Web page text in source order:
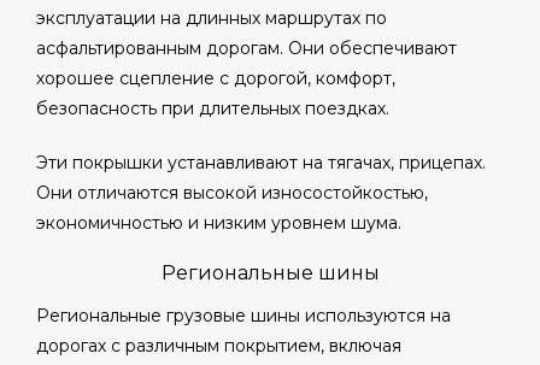
эксплуатации на длинных маршрутах по
асфальтированным дорогам. Они обеспечивают
хорошее сцепление с дорогой, комфорт,
безопасность при длительных поездках.
Эти покрышки устанавливают на тягачах, прицепах.
Они отличаются высокой износостойкостью,
экономичностью и низким уровнем шума.
Региональные шины
Региональные грузовые шины используются на
дорогах с различным покрытием, включая